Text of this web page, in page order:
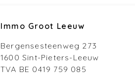
Immo Groot Leeuw
Bergensesteenweg 273
1600 Sint-Pieters-Leeuw
TVA BE 0419 759 085